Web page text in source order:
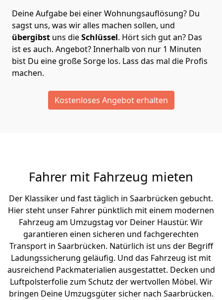
Deine Aufgabe bei einer Wohnungsauflösung? Du
sagst uns, was wir alles machen sollen, und
übergibst uns dieSchlüssel. Hört sich gut an? Das
ist es auch. Angebot? Innerhalb von nur 1 Minuten
bist Du eine große Sorge los. Lass das mal die Profis
machen.
Kostenloses Angebot erhalten
Fahrer mit Fahrzeug mieten
Der Klassiker und fast täglich in Saarbrücken gebucht.
Hier steht unser Fahrer pünktlich mit einem modernen
Fahrzeug am Umzugstag vor Deiner Haustür. Wir
garantieren einen sicheren und fachgerechten
Transport in Saarbrücken. Natürlich ist uns der Begriff
Ladungssicherung geläufig. Und das Fahrzeug ist mit
ausreichend Packmaterialien ausgestattet. Decken und
Luftpolsterfolie zum Schutz der wertvollen Möbel. Wir
bringen Deine Umzugsgüter sicher nach Saarbrücken.